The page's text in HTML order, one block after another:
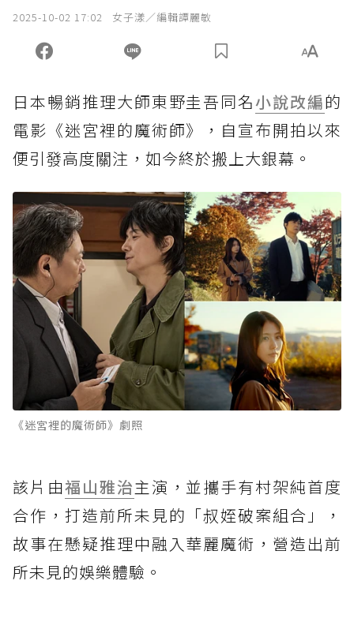
2025-10-02 17:02 女子漾／編輯譚麗敏
日本暢銷推理大師東野圭吾同名小說改編的
電影《迷宮裡的魔術師》，自宣布開拍以來
便引發高度關注，如今終於搬上大銀幕。
《迷宮裡的魔術師》劇照
該片由福山雅治主演，並攜手有村架純首度
合作，打造前所未見的「叔姪破案組合」，
故事在懸疑推理中融入華麗魔術，營造出前
所未見的娛樂體驗。